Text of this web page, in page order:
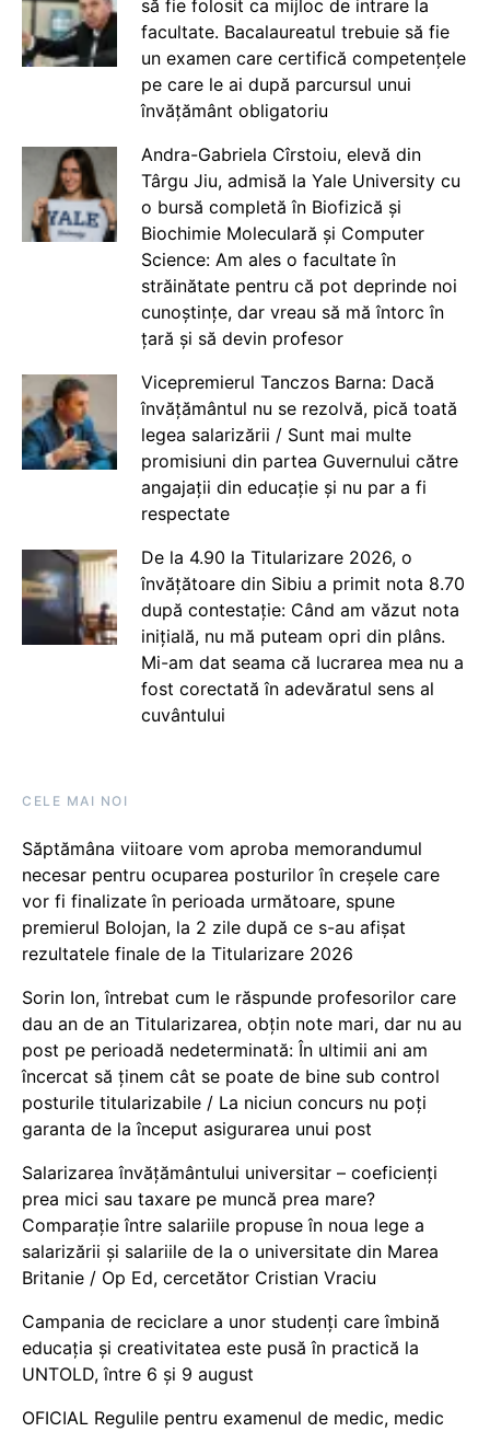
să fie folosit ca mijloc de intrare la
facultate. Bacalaureatul trebuie să fie
un examen care certifică competențele
pe care le ai după parcursul unui
învățământ obligatoriu
Andra-Gabriela Cîrstoiu, elevă din
Târgu Jiu, admisă la Yale University cu
o bursă completă în Biofizică și
Biochimie Moleculară și Computer
Science: Am ales o facultate în
străinătate pentru că pot deprinde noi
cunoștințe, dar vreau să mă întorc în
țară și să devin profesor
Vicepremierul Tanczos Barna: Dacă
învățământul nu se rezolvă, pică toată
legea salarizării / Sunt mai multe
promisiuni din partea Guvernului către
angajații din educație și nu par a fi
respectate
De la 4.90 la Titularizare 2026, o
învățătoare din Sibiu a primit nota 8.70
după contestație: Când am văzut nota
inițială, nu mă puteam opri din plâns.
Mi-am dat seama că lucrarea mea nu a
fost corectată în adevăratul sens al
cuvântului
CELE MAI NOI
Săptămâna viitoare vom aproba memorandumul
necesar pentru ocuparea posturilor în creșele care
vor fi finalizate în perioada următoare, spune
premierul Bolojan, la 2 zile după ce s-au afișat
rezultatele finale de la Titularizare 2026
Sorin Ion, întrebat cum le răspunde profesorilor care
dau an de an Titularizarea, obțin note mari, dar nu au
post pe perioadă nedeterminată: În ultimii ani am
încercat să ținem cât se poate de bine sub control
posturile titularizabile / La niciun concurs nu poți
garanta de la început asigurarea unui post
Salarizarea învățământului universitar – coeficienți
prea mici sau taxare pe muncă prea mare?
Comparație între salariile propuse în noua lege a
salarizării și salariile de la o universitate din Marea
Britanie / Op Ed, cercetător Cristian Vraciu
Campania de reciclare a unor studenți care îmbină
educația și creativitatea este pusă în practică la
UNTOLD, între 6 și 9 august
OFICIAL Regulile pentru examenul de medic, medic